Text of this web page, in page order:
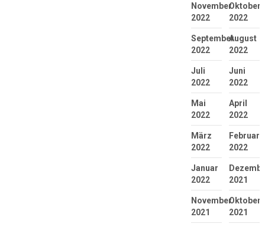
November
2022
Oktober
2022
September
2022
August
2022
Juli
2022
Juni
2022
Mai
2022
April
2022
März
2022
Februar
2022
Januar
2022
2021
November
2021
Oktober
2021